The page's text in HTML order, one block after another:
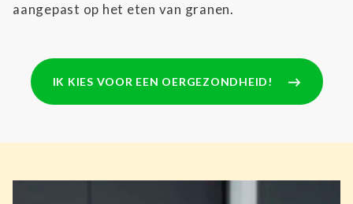
aangepast op het eten van granen.
IK KIES VOOR EEN OERGEZONDHEID!